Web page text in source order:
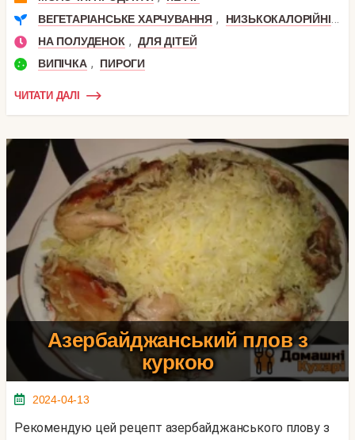
ВЕГЕТАРІАНСЬКЕ ХАРЧУВАННЯ , НИЗЬКОКАЛОРІЙНІ
НА ПОЛУДЕНОК , ДЛЯ ДІТЕЙ
ВИПІЧКА , ПИРОГИ
ЧИТАТИ ДАЛІ
Азербайджанський плов з
куркою
2024-04-13
Рекомендую цей рецепт азербайджанського плову з